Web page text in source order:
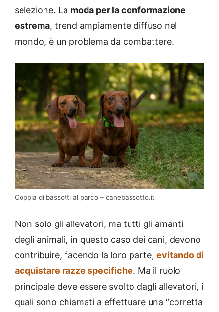
selezione. La moda per la conformazione
estrema, trend ampiamente diffuso nel
mondo, è un problema da combattere.
Coppia di bassotti al parco – canebassotto.it
Non solo gli allevatori, ma tutti gli amanti
degli animali, in questo caso dei cani, devono
contribuire, facendo la loro parte, evitando di
acquistare razze specifiche. Ma il ruolo
principale deve essere svolto dagli allevatori, i
quali sono chiamati a effettuare una “corretta